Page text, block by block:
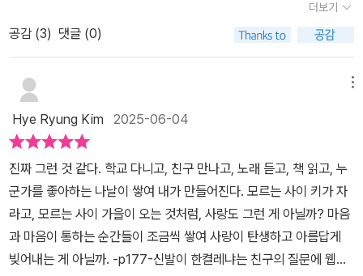
게 남은 순간들로 이루어져 있다. 성적은 그럭저럭, 장래 희망은 성적
맞춰서 되는 대로, 그렇다고 뚜렷한 개성이 있는 것도 아닌 아이, 평범
하고 익숙하고 흘려보내기 쉬운 지민이라는 캐릭터가 “세상이 깜짝
놀랄 만큼 매력적인 사람”이 되는 조용하고 찬란한 순간들로.
달라지는데...🔖'진짜 그런 것 같다. 학교 다니고, 친구 만나고, 노래
듣고, 책 읽고, 누군가를 좋아하는 나날이 쌓여 내가 만들어진다. 모르
는 사이 키가 자라고, 모르는 사이 가을이 오는 것처럼. 사랑도 그런
게 아닐까? 마음과 마음이 통하는 순간들이 조금씩 쌓여 사랑이 탄생
그 중 내 친구 한 둘은 있었는데 요즘은 고작 반에 30명 전후, 남녀 나
누면 15명 남짓. 특히 여자애들은 학기 초에는 분위기를 읽다가 2학
기가 되면 학폭 신고 건수가 는다고 하니 얘들도 인간관계가 참 피곤
하고 고달프겠다.평범하지만 자신을 사랑하고 '더 좋은' 내가 되고 싶
다는 바람이 있는 친구들이라면 지민이처럼 당당하게 세상 밖으로 한
걸음씩 내딪자. 뭐 어때?사실 알고 보면 쟤도 고민이 많을걸?​중학생
아들이 재미있어서 금방 읽었다며'역시 황영미 작가님👍' 이런다.
더보기
공감 (3) 댓글 (0)
Hye Ryung Kim 2025-06-04
진짜 그런 것 같다. 학교 다니고, 친구 만나고, 노래 듣고, 책 읽고, 누
군가를 좋아하는 나날이 쌓여 내가 만들어진다. 모르는 사이 키가 자
라고, 모르는 사이 가을이 오는 것처럼, 사랑도 그런 게 아닐까? 마음
과 마음이 통하는 순간들이 조금씩 쌓여 사랑이 탄생하고 아름답게
빚어내는 게 아닐까. -p177-신발이 한켤레냐는 친구의 질문에 웹툰